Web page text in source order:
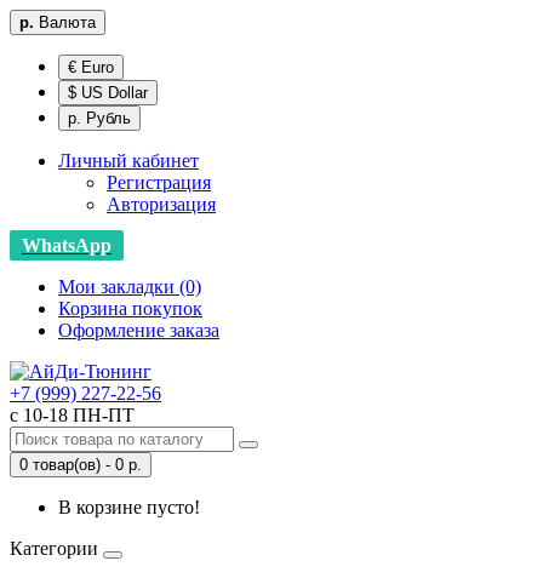
р. Валюта
€ Euro
$ US Dollar
р. Рубль
Личный кабинет
Регистрация
Авторизация
WhatsApp
Мои закладки (0)
Корзина покупок
Оформление заказа
+7 (999) 227-22-56
с 10-18 ПН-ПТ
0 товар(ов) - 0 р.
В корзине пусто!
Категории